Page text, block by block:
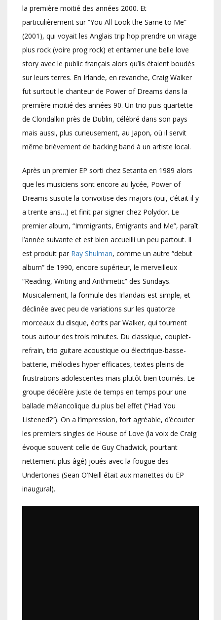
la première moitié des années 2000. Et
particulièrement sur “You All Look the Same to Me”
(2001), qui voyait les Anglais trip hop prendre un virage
plus rock (voire prog rock) et entamer une belle love
story avec le public français alors qu’ils étaient boudés
sur leurs terres. En Irlande, en revanche, Craig Walker
fut surtout le chanteur de Power of Dreams dans la
première moitié des années 90. Un trio puis quartette
de Clondalkin près de Dublin, célébré dans son pays
mais aussi, plus curieusement, au Japon, où il servit
même brièvement de backing band à un artiste local.
Après un premier EP sorti chez Setanta en 1989 alors
que les musiciens sont encore au lycée, Power of
Dreams suscite la convoitise des majors (oui, c’était il y
a trente ans…) et finit par signer chez Polydor. Le
premier album, “Immigrants, Emigrants and Me”, paraît
l’année suivante et est bien accueilli un peu partout. Il
est produit par Ray Shulman, comme un autre “debut
album” de 1990, encore supérieur, le merveilleux
“Reading, Writing and Arithmetic” des Sundays.
Musicalement, la formule des Irlandais est simple, et
déclinée avec peu de variations sur les quatorze
morceaux du disque, écrits par Walker, qui tournent
tous autour des trois minutes. Du classique, couplet-
refrain, trio guitare acoustique ou électrique-basse-
batterie, mélodies hyper efficaces, textes pleins de
frustrations adolescentes mais plutôt bien tournés. Le
groupe décélère juste de temps en temps pour une
ballade mélancolique du plus bel effet (“Had You
Listened?”). On a l’impression, fort agréable, d’écouter
les premiers singles de House of Love (la voix de Craig
évoque souvent celle de Guy Chadwick, pourtant
nettement plus âgé) joués avec la fougue des
Undertones (Sean O’Neill était aux manettes du EP
inaugural).